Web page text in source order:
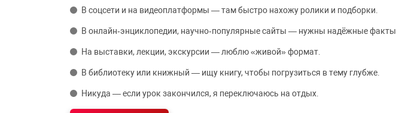
В соцсети и на видеоплатформы — там быстро нахожу ролики и подборки.
В онлайн‑энциклопедии, научно‑популярные сайты — нужны надёжные факты.
На выставки, лекции, экскурсии — люблю «живой» формат.
В библиотеку или книжный — ищу книгу, чтобы погрузиться в тему глубже.
Никуда — если урок закончился, я переключаюсь на отдых.